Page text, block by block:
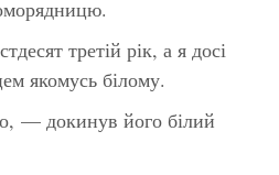
третій рік, а я досі
якомусь білому.
— докинув його білий